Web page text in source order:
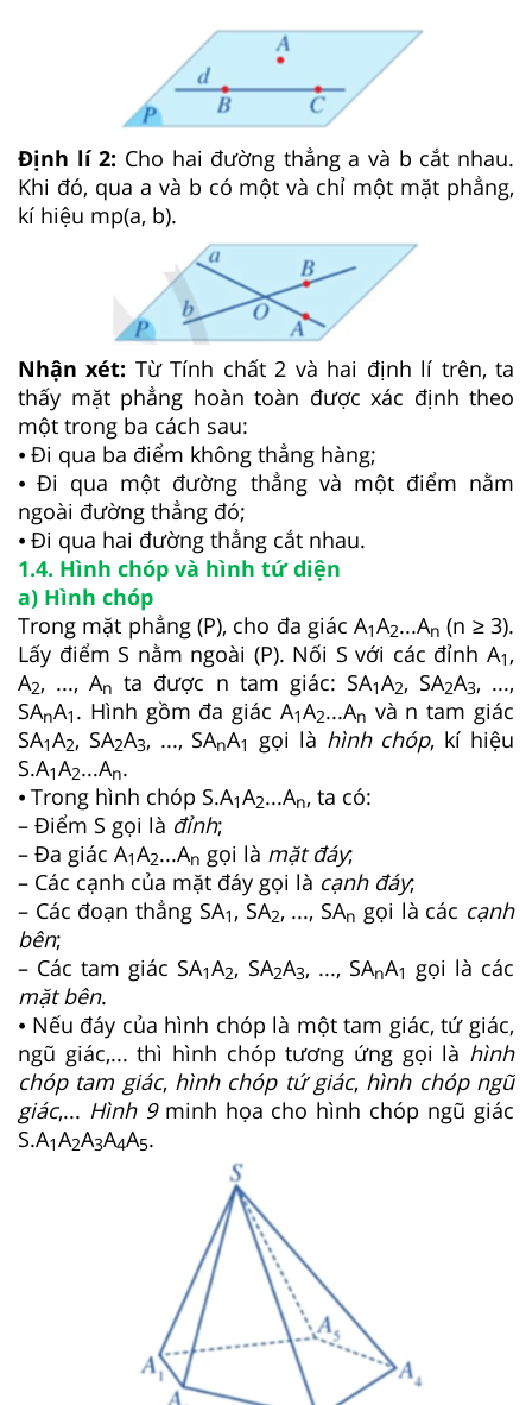
Định lí 2: Cho hai đường thẳng a và b cắt nhau.
Khi đó, qua a và b có một và chỉ một mặt phẳng,
kí hiệu mp(a, b).
Nhận xét: Từ Tính chất 2 và hai định lí trên, ta
thấy mặt phẳng hoàn toàn được xác định theo
một trong ba cách sau:
⦁ Đi qua ba điểm không thẳng hàng;
⦁ Đi qua một đường thẳng và một điểm nằm
ngoài đường thẳng đó;
⦁ Đi qua hai đường thẳng cắt nhau.
1.4. Hình chóp và hình tứ diện
a) Hình chóp
Trong mặt phẳng (P), cho đa giác A1A2...An (n ≥ 3).
Lấy điểm S nằm ngoài (P). Nối S với các đỉnh A1 ,
A2, ..., An ta được n tam giác: SA1A2, SA2A3, ...,
SAnA1 . Hình gồm đa giác A1A2...An và n tam giác
SA1A2, SA2A3, ..., SAnA1 gọi là hình chóp, kí hiệu
S.A1A2...An.
⦁ Trong hình chóp S.A1A2...An, ta có:
– Điểm S gọi là đỉnh;
– Đa giác A1A2...An gọi là mặt đáy;
– Các cạnh của mặt đáy gọi là cạnh đáy;
– Các đoạn thẳng SA1 , SA2, ..., SAn gọi là các cạnh
bên;
– Các tam giác SA1A2, SA2A3, ..., SAnA1
gọi là các
mặt bên.
⦁ Nếu đáy của hình chóp là một tam giác, tứ giác,
ngũ giác,... thì hình chóp tương ứng gọi là hình
chóp tam giác, hình chóp tứ giác, hình chóp ngũ
giác,... Hình 9minh họa cho hình chóp ngũ giác
S.A1A2A3A4A5.